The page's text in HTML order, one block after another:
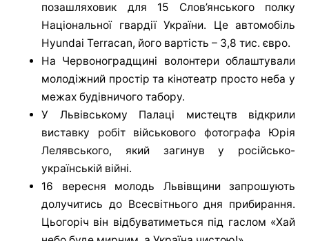
позашляховик для 15 Слов’янського полку
Національної гвардії України. Це автомобіль
Hyundai Terracan, його вартість – 3,8 тис. євро.
На Червоноградщині волонтери облаштували
молодіжний простір та кінотеатр просто неба у
межах будівничого табору.
У Львівському Палаці мистецтв відкрили
виставку робіт військового фотографа Юрія
Лелявського, який загинув у російсько-
українській війні.
16 вересня молодь Львівщини запрошують
долучитись до Всесвітнього дня прибирання.
Цьогоріч він відбуватиметься під гаслом «Хай